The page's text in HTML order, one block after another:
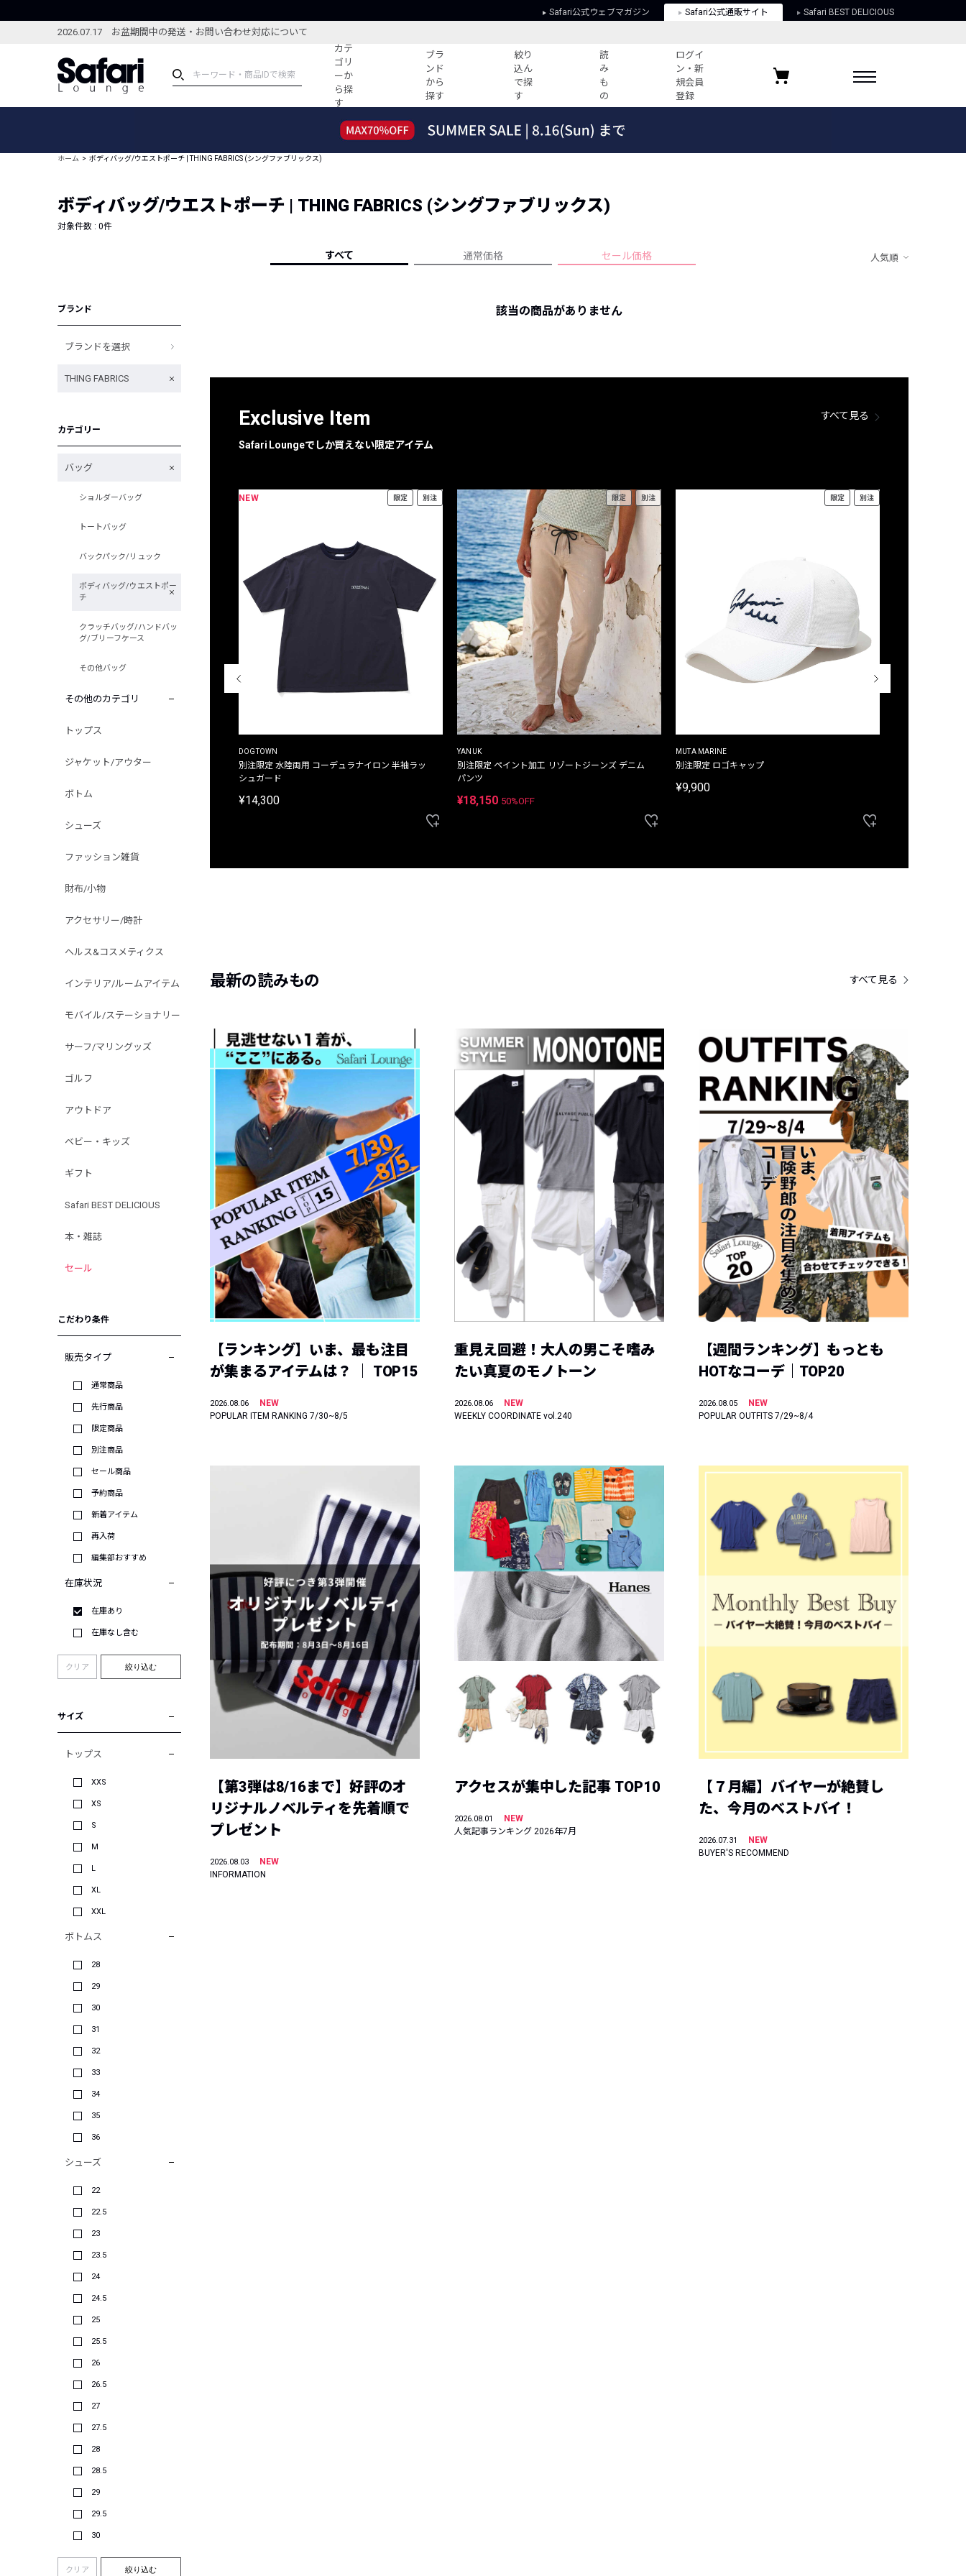
Safari公式ウェブマガジン Safari公式通販サイト Safari BEST DELICIOUS
2026.07.17 お盆期間中の発送・お問い合わせ対応について
カテ
ゴリ
ーか
ら探
す
ブラ
ンド
から
探す
絞り
込ん
で探
す
読
み
も
の
ログイ
ン・新
規会員
登録
ブランドから探す
新着アイテム
編集部のおすすめアイテム
特集記事
コーディネート
すべての記事
ーデ紹介
HOTなコーデ TOP20
人気記事ランキング
フォーカスブランド
よくある質問
プライバシーポリシー
お気に入りブランド
ホーム ボディバッグ/ウエストポーチ | THING FABRICS (シングファブリックス)
ボディバッグ/ウエストポーチ | THING FABRICS (シングファブリックス)
対象件数 : 0件
すべて 通常価格 セール価格 人気順
ブランド
ブランドを選択
THING FABRICS
カテゴリー
バッグ
ショルダーバッグ
トートバッグ
バックパック/リュック
ボディバッグ/ウエストポー
チ
クラッチバッグ/ハンドバッ
グ/ブリーフケース
その他バッグ
その他のカテゴリ
トップス
ジャケット/アウター
ボトム
シューズ
ファッション雑貨
財布/小物
アクセサリー/時計
ヘルス&コスメティクス
インテリア/ルームアイテム
モバイル/ステーショナリー
サーフ/マリングッズ
ゴルフ
アウトドア
ベビー・キッズ
ギフト
Safari BEST DELICIOUS
本・雑誌
セール
こだわり条件
販売タイプ
通常商品
先行商品
限定商品
別注商品
セール商品
予約商品
新着アイテム
再入荷
編集部おすすめ
在庫状況
在庫あり
在庫なし含む
クリア 絞り込む
サイズ
トップス
XXS
XS
S
M
L
XL
XXL
ボトムス
28
29
30
31
32
33
34
35
36
シューズ
22
22.5
23
23.5
24
24.5
25
25.5
26
26.5
27
27.5
28
28.5
29
29.5
30
クリア 絞り込む
該当の商品がありません
Exclusive Item
Safari Loungeでしか買えない限定アイテム
すべて見る
別注限定 ピグメントダイ バックプリント サーフ
NEW 限定 別注
DOGTOWN
別注限定 水陸両用 コーデュラナイロン 半袖ラッ
シュガード
¥14,300
限定 別注
YANUK
別注限定 ペイント加工 リゾートジーンズ デニム
パンツ
¥18,150 50%OFF
限定 別注
MUTA MARINE
別注限定 ロゴキャップ
¥9,900
最新の読みもの すべて見る
【ランキング】いま、最も注目
が集まるアイテムは？ ｜ TOP15
2026.08.06
NEW
POPULAR ITEM RANKING 7/30~8/5
重見え回避！大人の男こそ嗜み
たい真夏のモノトーン
2026.08.06
NEW
WEEKLY COORDINATE vol.240
【週間ランキング】もっとも
HOTなコーデ｜TOP20
2026.08.05
NEW
POPULAR OUTFITS 7/29~8/4
【第3弾は8/16まで】好評のオ
リジナルノベルティを先着順で
プレゼント
2026.08.03
NEW
INFORMATION
アクセスが集中した記事 TOP10
2026.08.01
NEW
人気記事ランキング 2026年7月
【７月編】バイヤーが絶賛し
た、今月のベストバイ！
2026.07.31
NEW
BUYER'S RECOMMEND